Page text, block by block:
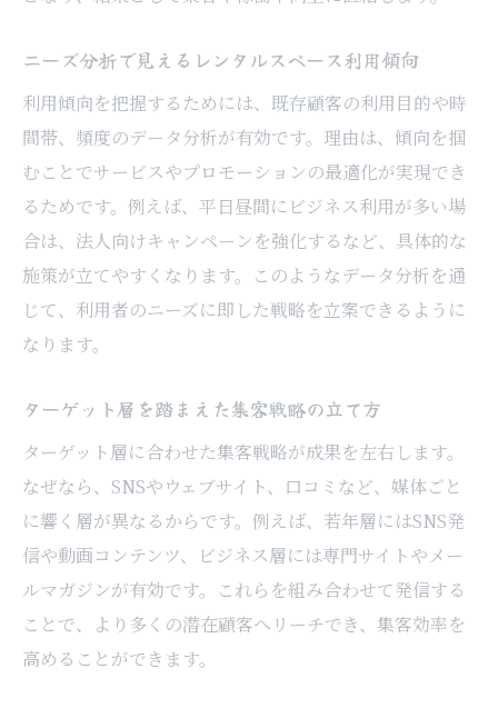
予約システムと集客戦略の連携による成果
向上例
ターゲット層分析から導いたプロモーショ
ン術
競合との差別化がもたらす売上への好影響
口コミやSNS活用で固定客を生み出す方法
今後のレンタルスペース運営に活かす学び
ニーズ分析で見えるレンタルスペース利用傾向
利用傾向を把握するためには、既存顧客の利用目的や時
間帯、頻度のデータ分析が有効です。理由は、傾向を掴
むことでサービスやプロモーションの最適化が実現でき
るためです。例えば、平日昼間にビジネス利用が多い場
合は、法人向けキャンペーンを強化するなど、具体的な
施策が立てやすくなります。このようなデータ分析を通
じて、利用者のニーズに即した戦略を立案できるように
なります。
ターゲット層を踏まえた集客戦略の立て方
ターゲット層に合わせた集客戦略が成果を左右します。
なぜなら、SNSやウェブサイト、口コミなど、媒体ごと
に響く層が異なるからです。例えば、若年層にはSNS発
信や動画コンテンツ、ビジネス層には専門サイトやメー
ルマガジンが有効です。これらを組み合わせて発信する
ことで、より多くの潜在顧客へリーチでき、集客効率を
高めることができます。